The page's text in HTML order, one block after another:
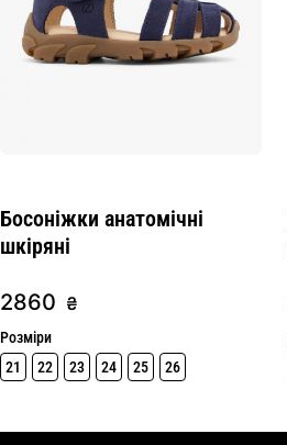
Босоніжки анатомічні
шкіряні
2860 ₴
Розміри
21
22 23 24 25 26